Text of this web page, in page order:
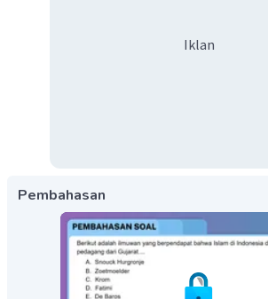
Iklan
Pembahasan